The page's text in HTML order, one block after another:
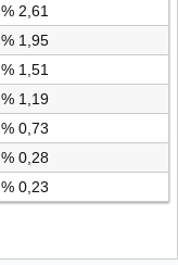
% 2,61
% 1,95
% 1,51
% 1,19
% 0,73
% 0,28
% 0,23